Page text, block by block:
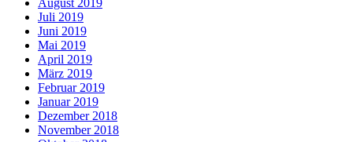
Juli 2019
Juni 2019
Mai 2019
April 2019
März 2019
Februar 2019
Januar 2019
Dezember 2018
November 2018